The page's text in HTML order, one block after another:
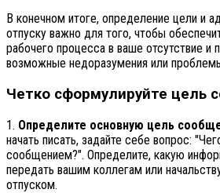
В конечном итоге, определение цели и
отпуску важно для того, чтобы
рабочего процесса в ваше отсутствие и
возможные недоразумения или
Четко сформулируйте цель
1. Определите основную цель
начать писать, задайте себе вопрос:
сообщением?". Определите, какую
передать вашим коллегам или
отпуском.